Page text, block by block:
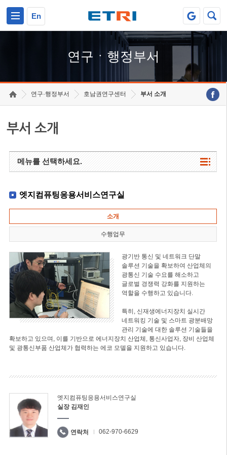
En
연구ㆍ행정부서
연구·행정부서 호남권연구센터 부서 소개
부서 소개
메뉴를 선택하세요.
엣지컴퓨팅응용서비스연구실
소개
수행업무
광기반 통신 및 네트워크 단말
솔루션 기술을 확보하여 산업체의
광통신 기술 수요를 해소하고
글로벌 경쟁력 강화를 지원하는
역할을 수행하고 있습니다.
특히, 신재생에너지장치 실시간
네트워킹 기술 및 스마트 광분배망
관리 기술에 대한 솔루션 기술들을
확보하고 있으며, 이를 기반으로 에너지장치 산업체, 통신사업자, 장비 산업체
및 광통신부품 산업체가 협력하는 에코 모델을 지원하고 있습니다.
엣지컴퓨팅응용서비스연구실
실장 김재인
연락처 062-970-6629